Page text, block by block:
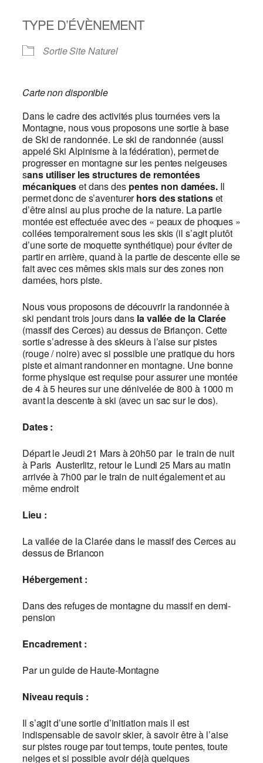
TYPE D’ÉVÈNEMENT
Sortie Site Naturel
Carte non disponible
Dans le cadre des activités plus tournées vers la
Montagne, nous vous proposons une sortie à base
de Ski de randonnée. Le ski de randonnée (aussi
appelé Ski Alpinisme à la fédération), permet de
progresser en montagne sur les pentes neigeuses
sans utiliser les structures de remontées
mécaniqueset dans des pentes non damées.Il
permet donc de s’aventurerhors des stationset
d’être ainsi au plus proche de la nature. La partie
montée est effectuée avec des « peaux de phoques »
collées temporairement sous les skis (il s’agit plutôt
d’une sorte de moquette synthétique) pour éviter de
partir en arrière, quand à la partie de descente elle se
fait avec ces mêmes skis mais sur des zones non
damées, hors piste.
Nous vous proposons de découvrir la randonnée à
ski pendant trois jours dans la vallée de la Clarée
(massif des Cerces) au dessus de Briançon. Cette
sortie s’adresse à des skieurs à l’aise sur pistes
(rouge / noire) avec si possible une pratique du hors
piste et aimant randonner en montagne. Une bonne
forme physique est requise pour assurer une montée
de 4 à 5 heures sur une dénivelée de 800 à 1000 m
avant la descente à ski (avec un sac sur le dos).
Dates :
Départ le Jeudi 21 Mars à 20h50 par le train de nuit
à Paris Austerlitz, retour le Lundi 25 Mars au matin
arrivée à 7h00 par le train de nuit également et au
même endroit
Lieu :
La vallée de la Clarée dans le massif des Cerces au
dessus de Briancon
Hébergement :
Dans des refuges de montagne du massif en demi-
pension
Encadrement :
Par un guide de Haute-Montagne
Niveau requis :
Il s’agit d’une sortie d’initiation mais il est
indispensable de savoir skier, à savoir être à l’aise
sur pistes rouge par tout temps, toute pentes, toute
neiges et si possible avoir déjà quelques